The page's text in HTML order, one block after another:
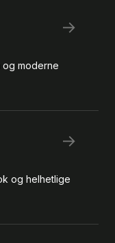
→
moderne
→
og helhetlige